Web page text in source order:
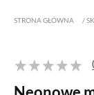
STRONA GŁÓWNA /